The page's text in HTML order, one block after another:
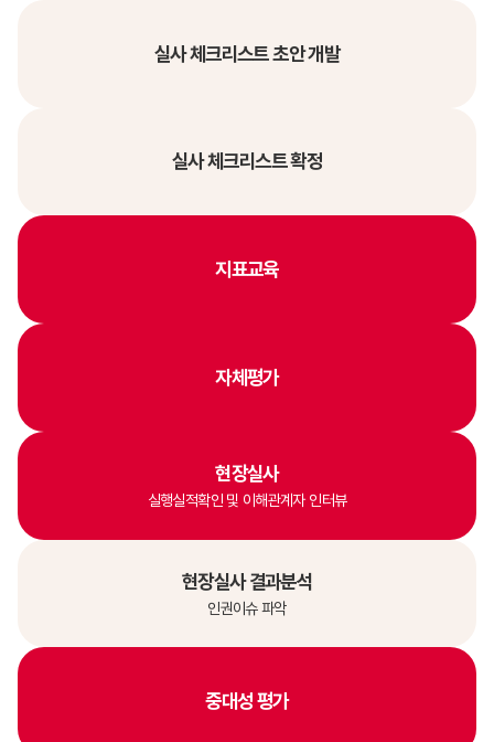
실사 체크리스트 초안 개발
실사 체크리스트 확정
지표교육
자체평가
현장실사
실행실적확인 및 이해관계자 인터뷰
현장실사 결과분석
인권이슈 파악
중대성 평가